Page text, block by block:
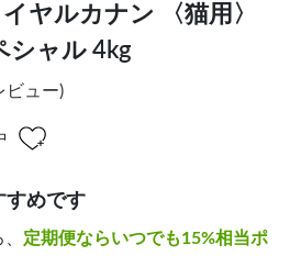
ヤルカナン 〈猫用〉
シャル 4kg
ビュー)
すめです
定期便ならいつでも15%相当ポ